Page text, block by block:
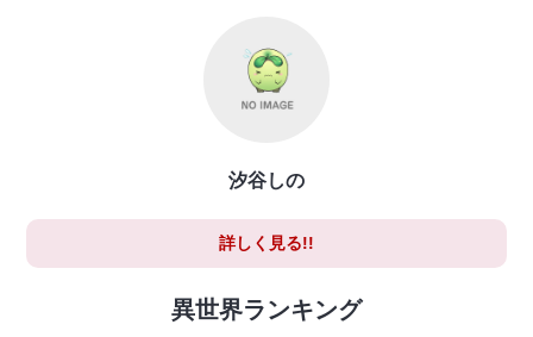
汐谷しの
詳しく見る!!
異世界ランキング